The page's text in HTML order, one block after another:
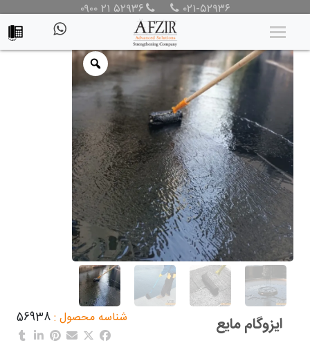
۰۲۱-۵۲۹۳۶ ۰۹۰۰ ۲۱ ۵۲۹۳۶ محصولات/محصولات/پوشش حفاظتی/عایق رطوبتی و مواد آب
بندی
ایزوگام مایع شناسه محصول :56938